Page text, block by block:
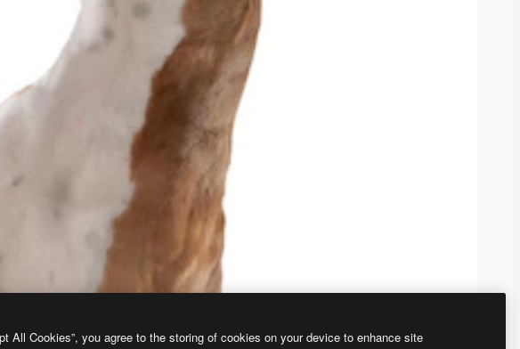
All Cookies”, you agree to the storing of cookies on your device to enhance site